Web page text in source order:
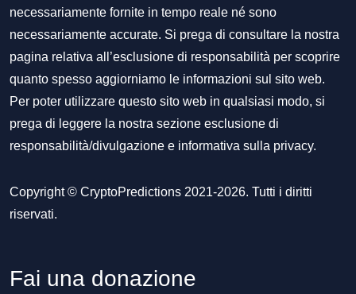
necessariamente fornite in tempo reale né sono
necessariamente accurate. Si prega di consultare la nostra
pagina relativa all’esclusione di responsabilità per scoprire
quanto spesso aggiorniamo le informazioni sul sito web.
Per poter utilizzare questo sito web in qualsiasi modo, si
prega di leggere la nostra sezione esclusione di
responsabilità/divulgazione e informativa sulla privacy.
Copyright © CryptoPredictions 2021-2026. Tutti i diritti
riservati.
Fai una donazione